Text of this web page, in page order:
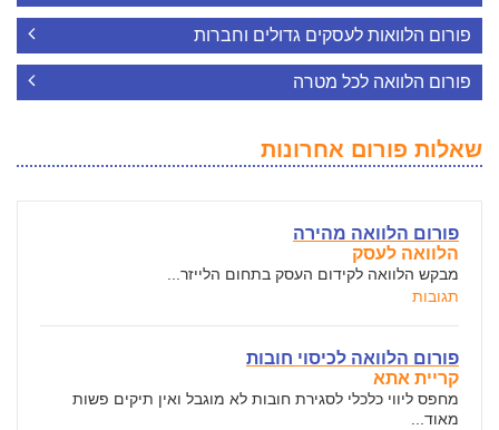
פורום הלוואות לעסקים גדולים וחברות
פורום הלוואה לכל מטרה
שאלות פורום אחרונות
פורום הלוואה מהירה
הלוואה לעסק
מבקש הלוואה לקידום העסק בתחום הלייזר...
תגובות
פורום הלוואה לכיסוי חובות
קריית אתא
מחפס ליווי כלכלי לסגירת חובות לא מוגבל ואין תיקים פשות
מאוד...